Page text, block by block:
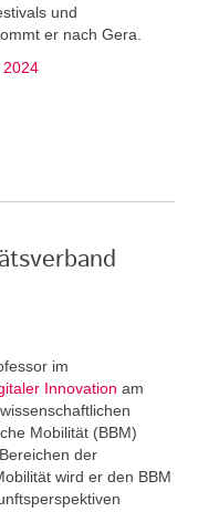
und
er nach Gera.
2024
im
Innovation am
Mobilität (BBM)
der
wird er den BBM